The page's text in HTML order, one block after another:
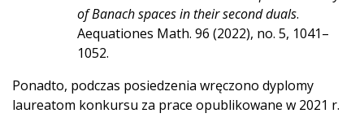
of Banach spaces in their second duals.
Aequationes Math. 96 (2022), no. 5, 1041–
1052.
Ponadto, podczas posiedzenia wręczono dyplomy
laureatom konkursu za prace opublikowane w 2021 r.